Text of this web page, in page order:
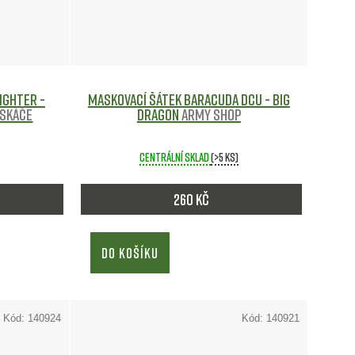
- Maskovací šátek Baracuda DCU - Big
DragonArmy shop
Centrální sklad(>5 ks)
260 Kč
DO KOŠÍKU
Kód: 140924 Kód: 140921